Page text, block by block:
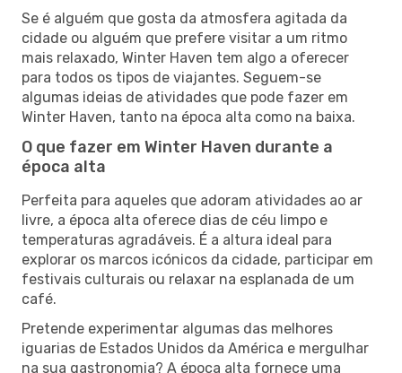
Se é alguém que gosta da atmosfera agitada da
cidade ou alguém que prefere visitar a um ritmo
mais relaxado, Winter Haven tem algo a oferecer
para todos os tipos de viajantes. Seguem-se
algumas ideias de atividades que pode fazer em
Winter Haven, tanto na época alta como na baixa.
O que fazer em Winter Haven durante a
época alta
Perfeita para aqueles que adoram atividades ao ar
livre, a época alta oferece dias de céu limpo e
temperaturas agradáveis. É a altura ideal para
explorar os marcos icónicos da cidade, participar em
festivais culturais ou relaxar na esplanada de um
café.
Pretende experimentar algumas das melhores
iguarias de Estados Unidos da América e mergulhar
na sua gastronomia? A época alta fornece uma